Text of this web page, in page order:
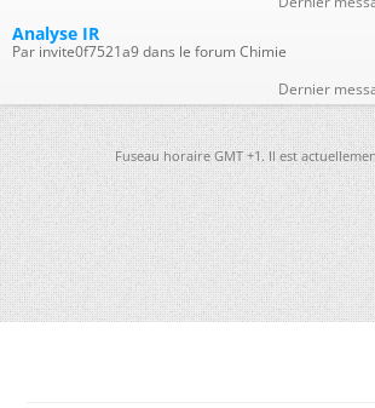
Analyse IR
Par invite0f7521a9 dans le forum Chimie
Dernier
Fuseau horaire GMT +1. Il est